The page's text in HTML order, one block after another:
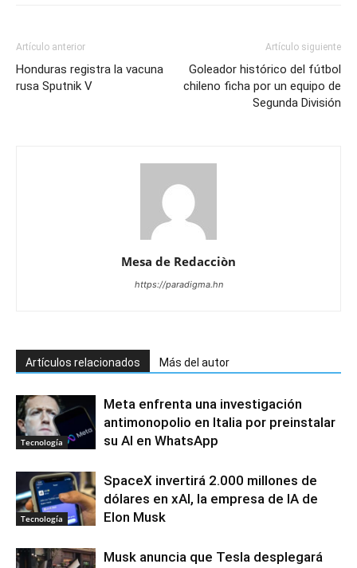
Artículo anterior
Honduras registra la vacuna
rusa Sputnik V
Artículo siguiente
Goleador histórico del fútbol
chileno ficha por un equipo de
Segunda División
Mesa de Redacciòn
https://paradigma.hn
Artículos relacionados Más del autor
Tecnología
Meta enfrenta una investigación
antimonopolio en Italia por preinstalar
su AI en WhatsApp
Tecnología
SpaceX invertirá 2.000 millones de
dólares en xAI, la empresa de IA de
Elon Musk
Musk anuncia que Tesla desplegará